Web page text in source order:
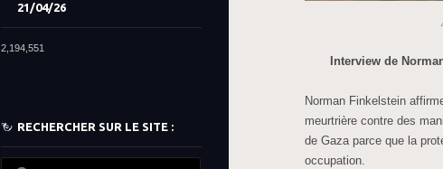
Interview de
Norman Finkelstein
meurtrière contre des
de Gaza parce que la
occupation.
21/04/26
2,194,551
RECHERCHER SUR LE SITE :